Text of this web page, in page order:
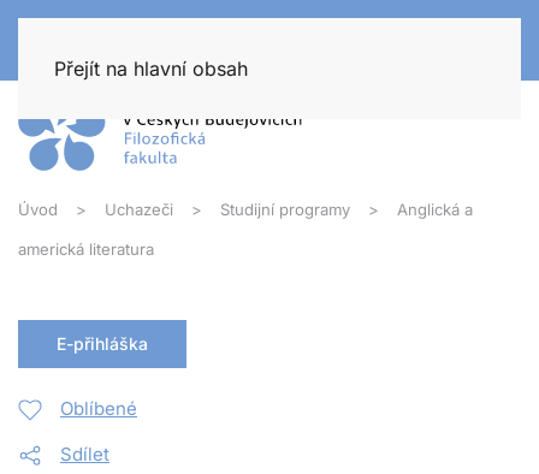
Přejít na hlavní obsah
Úvod Uchazeči Studijní programy Anglická a
americká literatura
E-přihláška
Oblíbené
Sdílet